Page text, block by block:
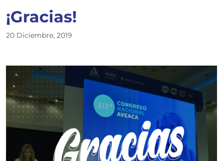
¡Gracias!
20 Diciembre, 2019